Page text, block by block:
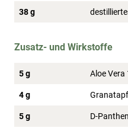
38 g
Zusatz- und Wirkstoffe
5 g Aloe Vera
4 g
5 g D-